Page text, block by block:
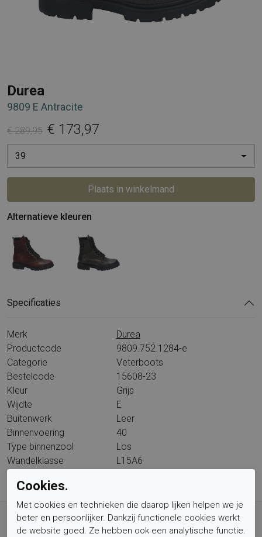
Durea
9809 E Antracite
€ 289,95 € 173,97
39
Plaats in winkelmand
Alternatieve kleuren
Specificaties
Merk
Durea
Productcode
9809.752.1284-e
Categorie
Veterboots
Bestelcode
15608-23
Kleur
Grijs
Wijdte
E
Buitenwerk
Leer
Binnenvoering
40
Type binnenzool
Los
Wandelklasse
L15A6
Gratis verzending vanaf € 59,- (voor NL)
Bestel nu, betaal achteraf met Klarna
Cookies.
Met cookies en technieken die daarop lijken helpen we je
beter en persoonlijker. Dankzij functionele cookies werkt
de website goed. Ze hebben ook een analytische functie.